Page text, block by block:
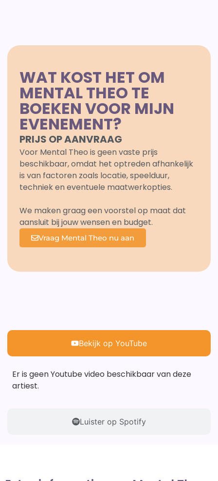
WAT KOST HET OM
MENTAL THEO TE
BOEKEN VOOR MIJN
EVENEMENT?
PRIJS OP AANVRAAG
Voor Mental Theo is geen vaste prijs
beschikbaar, omdat het optreden afhankelijk
is van factoren zoals locatie, speelduur,
techniek en eventuele maatwerkopties.
We maken graag een voorstel op maat dat
aansluit bij jouw wensen en budget.
Vraag Mental Theo nu aan
Bekijk op YouTube
Luister op Spotify
Er is geen Youtube video beschikbaar van deze
artiest.